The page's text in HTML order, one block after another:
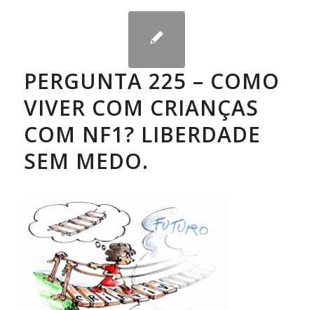
PERGUNTA 225 – COMO
VIVER COM CRIANÇAS
COM NF1? LIBERDADE
SEM MEDO.